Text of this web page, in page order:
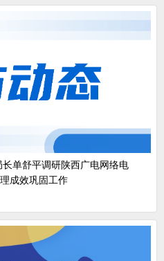
单舒平调研陕西广电网络电
成效巩固工作